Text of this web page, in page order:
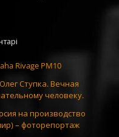
Rivage PM10
Ступка. Вечная
человеку.
на производство
– фоторепортаж